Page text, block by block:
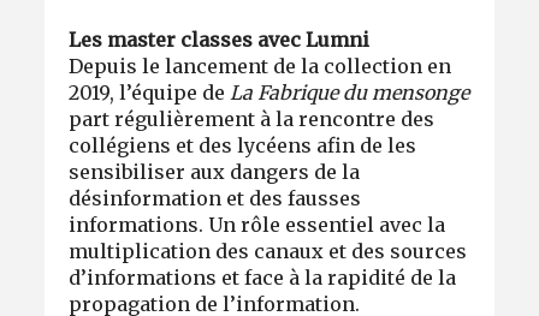
Les master classes avec Lumni
Depuis le lancement de la collection en
2019, l’équipe de La Fabrique du mensonge
part régulièrement à la rencontre des
collégiens et des lycéens afin de les
sensibiliser aux dangers de la
désinformation et des fausses
informations. Un rôle essentiel avec la
multiplication des canaux et des sources
d’informations et face à la rapidité de la
propagation de l’information.